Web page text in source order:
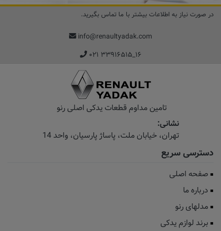
در صورت نیاز به اطلاعات بیشتر با ما تماس بگیرید.
info@renaultyadak.com
۰۲۱ ۳۳۹۱۶۵۱۵_۱۶
تامین مداوم قطعات یدکی اصلی رنو
نشانی:
تهران، خیابان‌ ملت، پاساژ‌ پارسیان، واحد 14
دسترسی سریع
صفحه اصلی
درباره ما
مدلهای رنو
برند لوازم یدکی